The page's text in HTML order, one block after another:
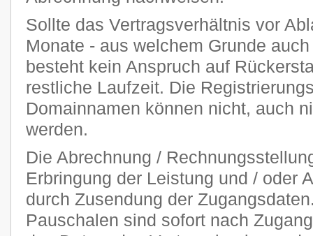
Sollte das Vertragsverhältnis vor
Monate - aus welchem Grunde
besteht kein Anspruch auf
restliche Laufzeit. Die
Domainnamen können nicht, auch
werden.
Die Abrechnung /
Erbringung der Leistung und / oder
durch Zusendung der
Pauschalen sind sofort nach